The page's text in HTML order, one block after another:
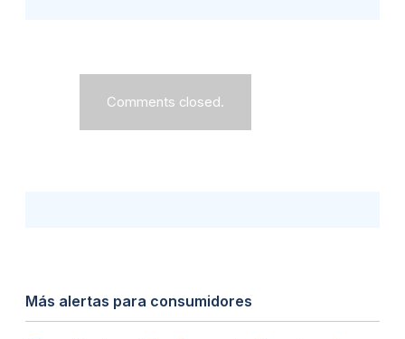
Comments closed.
Más alertas para consumidores